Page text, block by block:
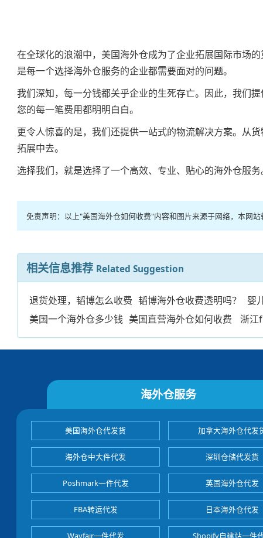
在全球化的浪潮中，美国海外仓成为了企业拓展国际市场
是每一个选择海外仓服务的企业都需要面对的问题。
我们深知，每一分钱都关乎企业的生死存亡。因此，我们
您的每一笔费用都明明白白。
更令人惊喜的是，我们还提供一站式的物流解决方案。从
拓展中去。
选择我们，就是选择了一个高效、专业、贴心的海外仓服
免责声明：以上"美国海外仓如何收费"内容和图片来源于网络，本网
相关信息推荐 Related Suggestion
退货处理，韬博怎么收费 韬博海外仓收费透明吗？ 婴
美国一个海外仓多少钱 美国直营海外仓如何收费 浙江
海外仓服务
美国海外仓代发货 加拿大海外仓代发
海外仓中大件代发 深圳仓储代发货
Poshmark一件代发 英国海外仓代发
FBA转运代发 日本海外仓代发